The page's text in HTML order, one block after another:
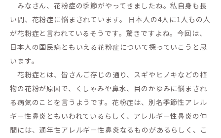
みなさん、花粉症の季節がやってきましたね。私自身も長
い間、花粉症に悩まされています。 日本人の4人に1人もの人
が花粉症と言われているそうです。驚きですよね。今回は、
日本人の国民病ともいえる花粉症について探っていこうと思
います。
花粉症とは、皆さんご存じの通り、スギやヒノキなどの植
物の花粉が原因で、くしゃみや鼻水、目のかゆみに悩まされ
る病気のことを言うようです。花粉症は、別名季節性アレル
ギー性鼻炎ともいわれているらしく、アレルギー性鼻炎の仲
間には、通年性アレルギー性鼻炎なるものがあるらしく、こ